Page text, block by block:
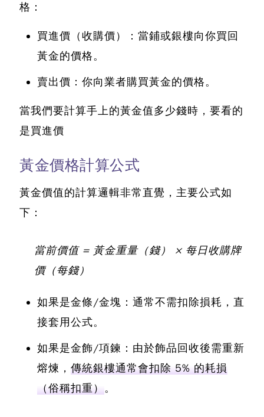
格：
買進價（收購價）：當鋪或銀樓向你買回
黃金的價格。
賣出價：你向業者購買黃金的價格。
當我們要計算手上的黃金值多少錢時，要看的
是買進價
黃金價格計算公式
黃金價值的計算邏輯非常直覺，主要公式如
下：
當前價值 = 黃金重量（錢） × 每日收購牌
價（每錢）
如果是金條/金塊：通常不需扣除損耗，直
接套用公式。
如果是金飾/項鍊：由於飾品回收後需重新
熔煉， 傳統銀樓通常會扣除 5% 的耗損
（俗稱扣重）。